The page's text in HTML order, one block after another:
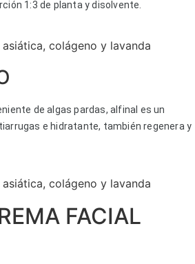
1:3 de planta y disolvente.
de algas pardas, alfinal es un
e hidratante, también regenera y
FACIAL